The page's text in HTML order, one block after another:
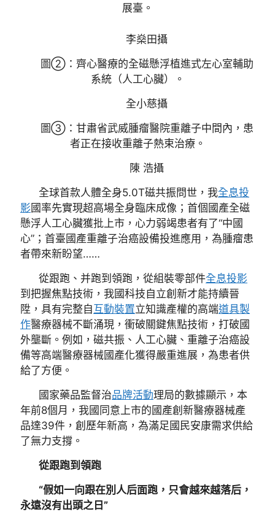
展臺。
李燊田攝
圖②：齊心醫療的全磁懸浮植進式左心室輔助
系統（人工心臟）。
全小慈攝
圖③：甘肅省武威腫瘤醫院重離子中間內，患
者正在接收重離子熱束治療。
陳 浩攝
全球首款人體全身5.0T磁共振問世，我全息投
影國率先實現超高場全身臨床成像；首個國產全磁
懸浮人工心臟獲批上市，心力弱竭患者有了“中國
心”；首臺國產重離子治癌設備投進應用，為腫瘤患
者帶來新盼望……
從跟跑、并跑到領跑，從組裝零部件全息投影
到把握焦點技術，我國科技自立創新才能持續晉
陞，具有完整自互動裝置立知識產權的高端道具製
作醫療器械不斷涌現，衝破關鍵焦點技術，打破國
外壟斷。例如，磁共振、人工心臟、重離子治癌設
備等高端醫療器械國產化獲得嚴重進展，為患者供
給了方便。
國家藥品監督治品牌活動理局的數據顯示，本
年前8個月，我國同意上市的國產創新醫療器械產
品達39件，創歷年新高，為滿足國民安康需求供給
了無力支撐。
從跟跑到領跑
“假如一向跟在別人后面跑，只會越來越落后，
永遠沒有出頭之日”